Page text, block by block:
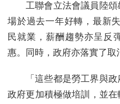
工聯會立法會議員陸
場於過去一年好轉，最新
民就業，薪酬趨勢亦呈反
惠。同時，政府亦落實了取
「這些都是勞工界與
政府更加積極做培訓，並